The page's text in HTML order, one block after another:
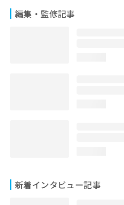
編集・監修記事
新着インタビュー記事